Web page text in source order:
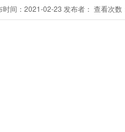
时间：2021-02-23 发布者： 查看次数